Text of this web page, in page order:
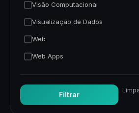
Visão Computacional
Visualização de Dados
Web
Web Apps
Filtrar